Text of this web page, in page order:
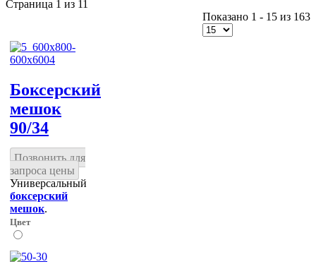
Страница 1 из 11
Показано 1 - 15 из 163
Боксерский
мешок
90/34
Позвонить для
запроса цены
Универсальный
боксерский
мешок.
Цвет